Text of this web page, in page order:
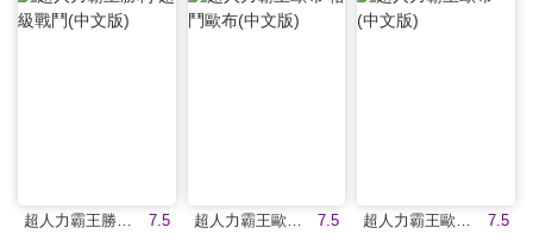
7.5
超人力霸王勝利 超級戰鬥(中文版) 7.5
超人力霸王歐布 格鬥歐布(中文版) 7.5
超人力霸王歐布(中文版)